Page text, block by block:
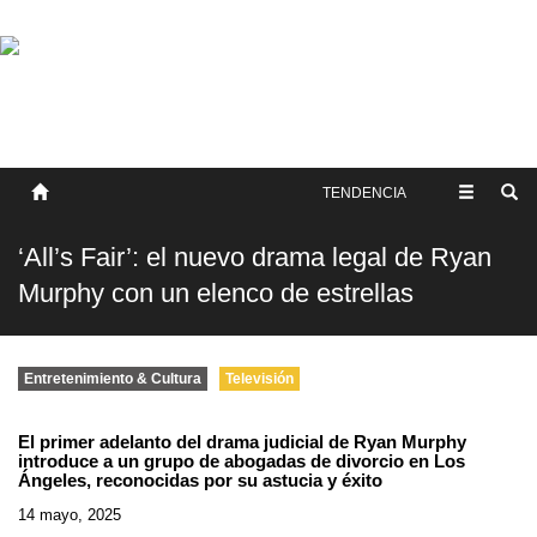
SOBRE NOSOTROS
TENDENCIA
‘All’s Fair’: el nuevo drama legal de Ryan
Murphy con un elenco de estrellas
Entretenimiento & Cultura Televisión
El primer adelanto del drama judicial de Ryan Murphy
introduce a un grupo de abogadas de divorcio en Los
Ángeles, reconocidas por su astucia y éxito
14 mayo, 2025